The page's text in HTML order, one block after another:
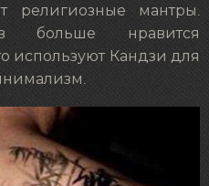
религиозные мантры.
больше нравится
используют Кандзи для